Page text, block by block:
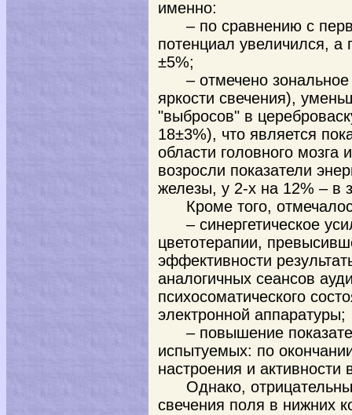
именно:
– по сравнению с
потенциал увеличился,
±5%;
– отмечено
яркости свечения),
"выбросов" в
18±3%), что является
области головного
возросли показатели
железы, у 2-х на 12% – в
Кроме того,
– синергетическое
цветотерапии,
эффективности
аналогичных сеансов
психосоматического
электронной аппаратуры;
– повышение
испытуемых: по
настроения и
Однако,
свечения поля в нижних